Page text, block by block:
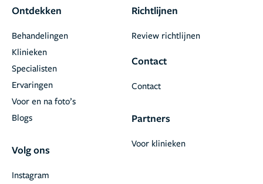
Ontdekken
Behandelingen
Klinieken
Specialisten
Ervaringen
Voor en na foto’s
Blogs
Volg ons
Instagram
Richtlijnen
Review richtlijnen
Contact
Contact
Partners
Voor klinieken